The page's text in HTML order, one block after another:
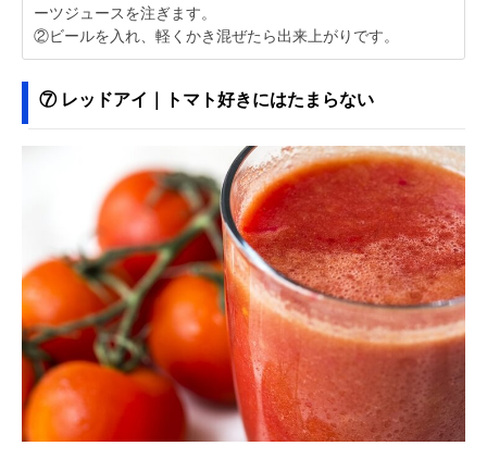
ーツジュースを注ぎます。
②ビールを入れ、軽くかき混ぜたら出来上がりです。
⑦ レッドアイ｜トマト好きにはたまらない